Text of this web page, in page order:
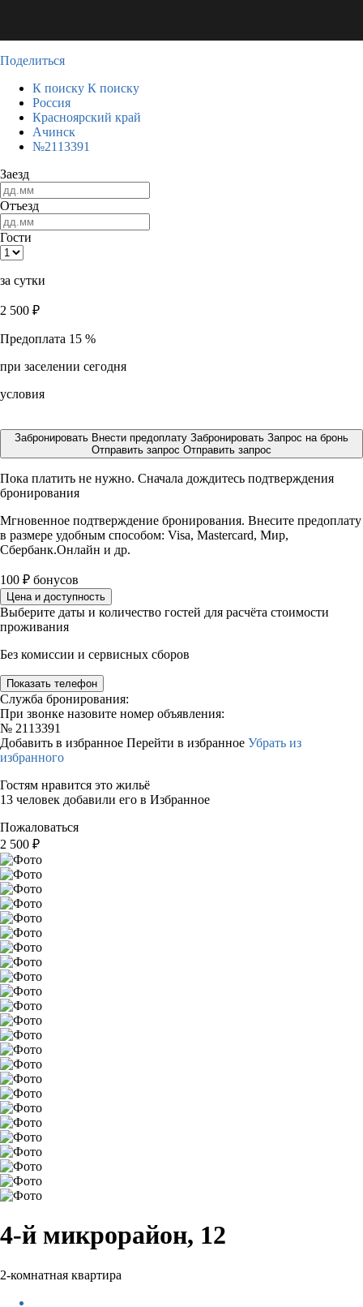
Поделиться
К поиску К поиску
Россия
Красноярский край
Ачинск
№2113391
Заезд
Отъезд
Гости
за сутки
2 500 ₽
Предоплата 15 %
при заселении сегодня
условия
Забронировать Внести предоплату Забронировать Запрос на бронь
Отправить запрос Отправить запрос
Пока платить не нужно. Сначала дождитесь подтверждения
бронирования
Мгновенное подтверждение бронирования. Внесите предоплату
в размере удобным способом: Visa, Mastercard, Мир,
Сбербанк.Онлайн и др.
100 ₽ бонусов
Цена и доступность
Выберите даты и количество гостей для расчёта стоимости
проживания
Без комиссии и сервисных сборов
Показать телефон
Служба бронирования:
При звонке назовите номер объявления:
№ 2113391
Добавить в избранное Перейти в избранное Убрать из
избранного
Гостям нравится это жильё
13 человек добавили его в Избранное
Пожаловаться
2 500 ₽
4-й микрорайон, 12
2-комнатная квартира